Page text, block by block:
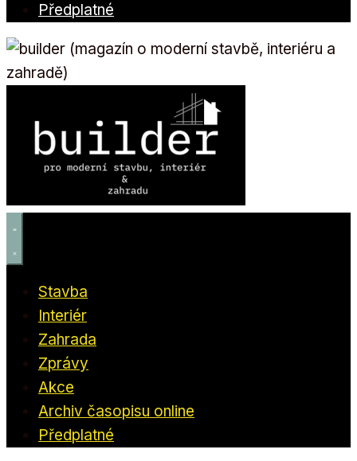
Předplatné
Stavba
Interiér
Zahrada
Zprávy
Akce
Archiv časopisu online
Předplatné